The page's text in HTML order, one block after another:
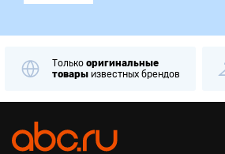
Только оригинальные
товары известных брендов